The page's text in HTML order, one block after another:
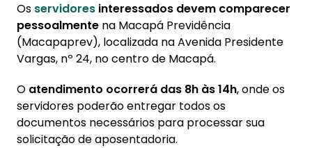
Os servidores interessados devem comparecer
pessoalmente na Macapá Previdência
(Macapaprev), localizada na Avenida Presidente
Vargas, nº 24, no centro de Macapá.
O atendimento ocorrerá das 8h às 14h, onde os
servidores poderão entregar todos os
documentos necessários para processar sua
solicitação de aposentadoria.